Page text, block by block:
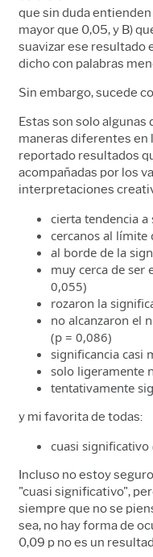
que sin duda
mayor que 0,05, y B)
suavizar ese resultado
dicho con palabras
Sin embargo, sucede
Estas son solo
maneras diferentes en
reportado resultados
acompañadas por los
interpretaciones
cierta tendencia
cercanos al límite
al borde de la
muy cerca de ser
0,055)
rozaron la
no alcanzaron el
(p = 0,086)
significancia casi
solo ligeramente
tentativamente
y mi favorita de todas:
cuasi significativo
Incluso no estoy
"cuasi significativo",
siempre que no se
sea, no hay forma de
0,09 p no es un